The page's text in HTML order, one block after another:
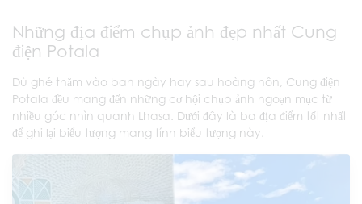
Những địa điểm chụp ảnh đẹp nhất Cung
điện Potala
Dù ghé thăm vào ban ngày hay sau hoàng hôn, Cung điện
Potala đều mang đến những cơ hội chụp ảnh ngoạn mục từ
nhiều góc nhìn quanh Lhasa. Dưới đây là ba địa điểm tốt nhất
để ghi lại biểu tượng mang tính biểu tượng này.